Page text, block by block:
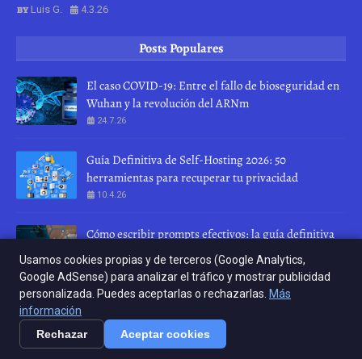
Luis G. 4.3.26
Posts Populares
El caso COVID-19: Entre el fallo de bioseguridad en
Wuhan y la revolución del ARNm
24.7.26
Guía Definitiva de Self-Hosting 2026: 50
herramientas para recuperar tu privacidad
10.4.26
Cómo escribir prompts efectivos: la guía definitiva
para hablar con una IA
28.7.26
Crafted with byKERNEL RELOAD
Crafted with TemplatesYard| Distributed by
Usamos cookies propias y de terceros (Google Analytics,
Google AdSense) para analizar el tráfico y mostrar publicidad
personalizada. Puedes aceptarlas o rechazarlas. Más
información
Rechazar
Aceptar cookies